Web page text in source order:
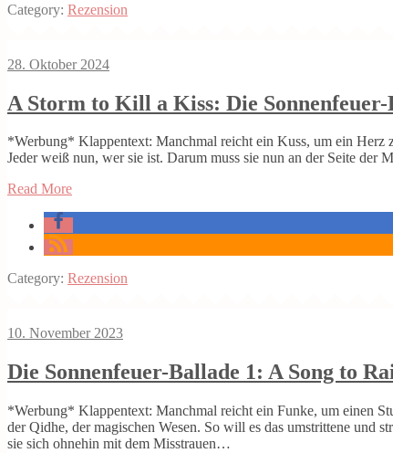
Category: Rezension
28. Oktober 2024
A Storm to Kill a Kiss: Die Sonnenfeuer-
*Werbung* Klappentext: Manchmal reicht ein Kuss, um ein Herz
Jeder weiß nun, wer sie ist. Darum muss sie nun an der Seite
Read More
Category: Rezension
10. November 2023
Die Sonnenfeuer-Ballade 1: A Song to
*Werbung* Klappentext: Manchmal reicht ein Funke, um einen
der Qidhe, der magischen Wesen. So will es das umstrittene und
sie sich ohnehin mit dem Misstrauen…